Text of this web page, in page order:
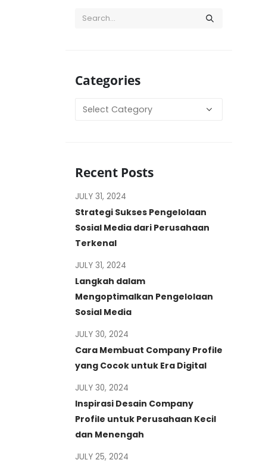
Categories
Categories
Recent Posts
Strategi Sukses Pengelolaan
Sosial Media dari Perusahaan
Terkenal
JULY 31, 2024
Langkah dalam
Mengoptimalkan Pengelolaan
Sosial Media
JULY 31, 2024
Cara Membuat Company Profile
yang Cocok untuk Era Digital
JULY 30, 2024
Inspirasi Desain Company
Profile untuk Perusahaan Kecil
dan Menengah
JULY 30, 2024
JULY 25, 2024